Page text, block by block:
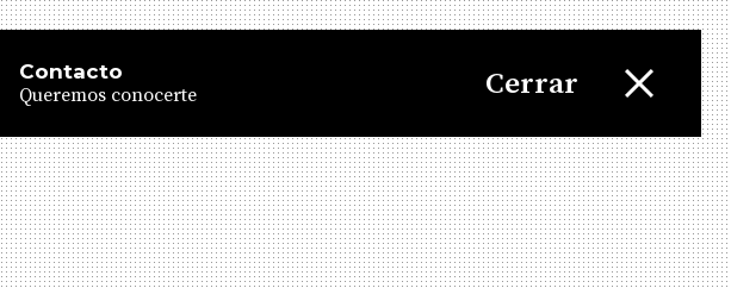
Contacto
Queremos conocerte
Cerrar